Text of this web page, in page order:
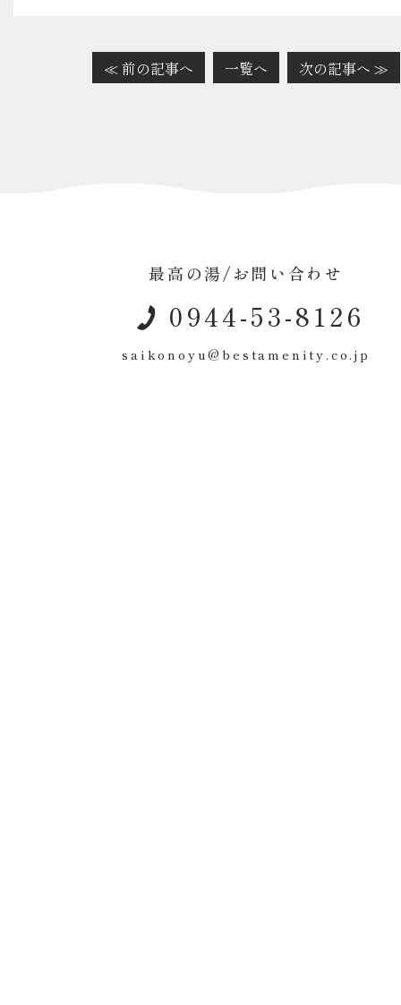
≪ 前の記事へ 一覧へ 次の記事へ ≫
最高の湯/お問い合わせ
0944-53-8126
saikonoyu@bestamenity.co.jp